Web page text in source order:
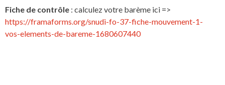
Fiche de contrôle : calculez votre barème ici =>
https://framaforms.org/snudi-fo-37-fiche-mouvement-1-
vos-elements-de-bareme-1680607440